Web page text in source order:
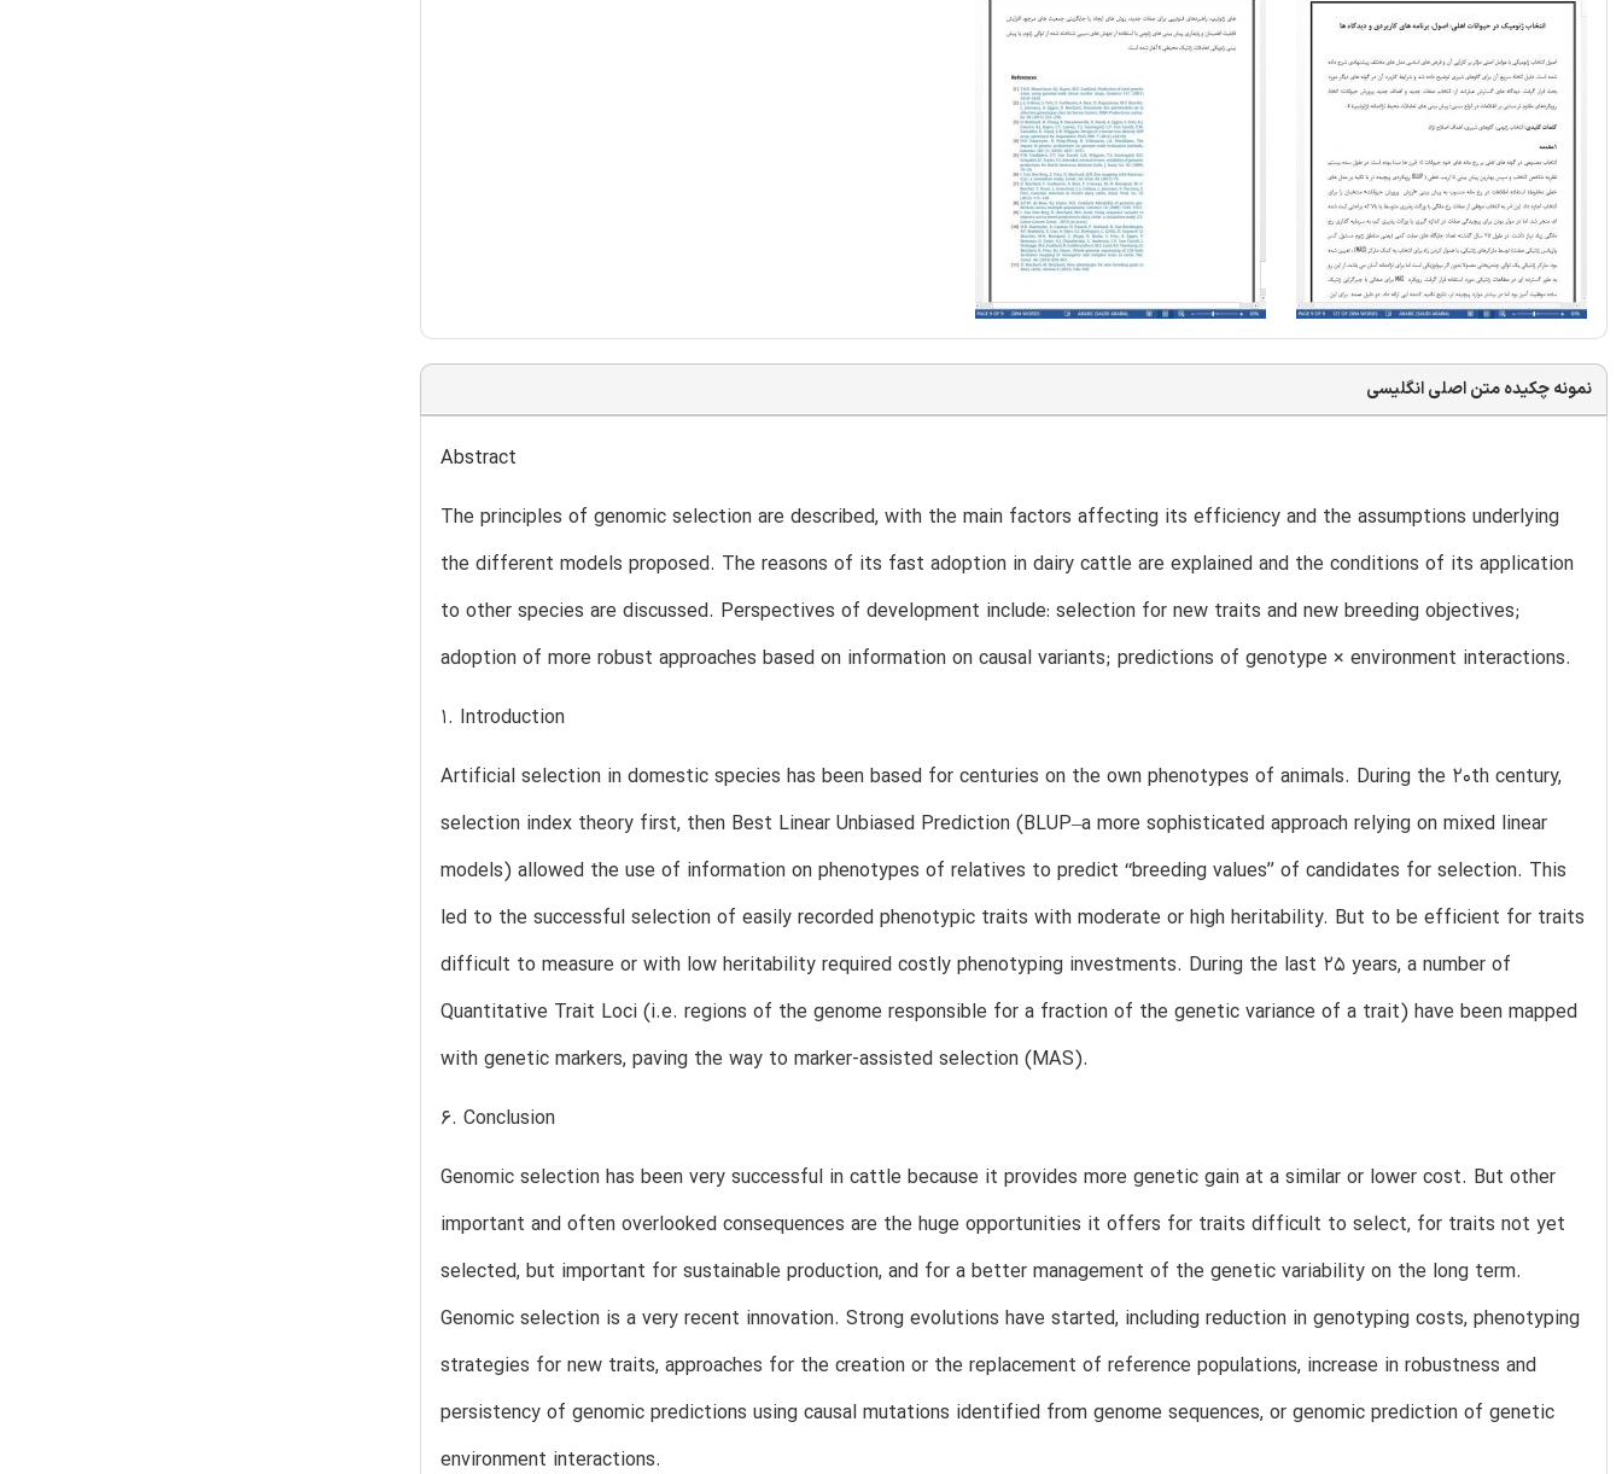
نمونه چکیده متن اصلی انگلیسی
Abstract
The principles of genomic selection are described, with the main factors affecting its efficiency and the assumptions underlying
the different models proposed. The reasons of its fast adoption in dairy cattle are explained and the conditions of its application
to other species are discussed. Perspectives of development include: selection for new traits and new breeding objectives;
adoption of more robust approaches based on information on causal variants; predictions of genotype × environment interactions.
1. Introduction
Artificial selection in domestic species has been based for centuries on the own phenotypes of animals. During the 20th century,
selection index theory first, then Best Linear Unbiased Prediction (BLUP–a more sophisticated approach relying on mixed linear
models) allowed the use of information on phenotypes of relatives to predict ‘‘breeding values’’ of candidates for selection. This
led to the successful selection of easily recorded phenotypic traits with moderate or high heritability. But to be efficient for traits
difficult to measure or with low heritability required costly phenotyping investments. During the last 25 years, a number of
Quantitative Trait Loci (i.e. regions of the genome responsible for a fraction of the genetic variance of a trait) have been mapped
with genetic markers, paving the way to marker-assisted selection (MAS).
6. Conclusion
Genomic selection has been very successful in cattle because it provides more genetic gain at a similar or lower cost. But other
important and often overlooked consequences are the huge opportunities it offers for traits difficult to select, for traits not yet
selected, but important for sustainable production, and for a better management of the genetic variability on the long term.
Genomic selection is a very recent innovation. Strong evolutions have started, including reduction in genotyping costs, phenotyping
strategies for new traits, approaches for the creation or the replacement of reference populations, increase in robustness and
persistency of genomic predictions using causal mutations identified from genome sequences, or genomic prediction of genetic
environment interactions.